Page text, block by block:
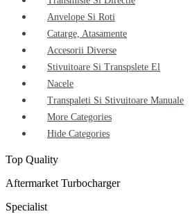
Anvelope Si Roti
Catarge, Atasamente
Accesorii Diverse
Stivuitoare Si Transpslete El
Nacele
Transpaleti Si Stivuitoare Manuale
More Categories
Hide Categories
Top Quality
Aftermarket Turbocharger
Specialist